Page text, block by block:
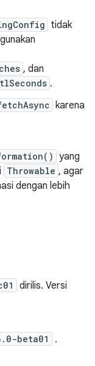
tidak
, dan
.
karena
yang
Throwable , agar
dengan lebih
dirilis. Versi
beta01 .